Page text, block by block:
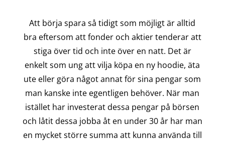
Att börja spara så tidigt som möjligt är alltid
bra eftersom att fonder och aktier tenderar att
stiga över tid och inte över en natt. Det är
enkelt som ung att vilja köpa en ny hoodie, äta
ute eller göra något annat för sina pengar som
man kanske inte egentligen behöver. När man
istället har investerat dessa pengar på börsen
och låtit dessa jobba åt en under 30 år har man
en mycket större summa att kunna använda till